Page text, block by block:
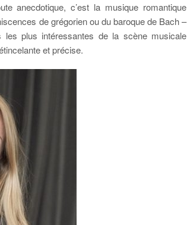
anecdotique, c’est la musique romantique
de grégorien ou du baroque de Bach –
les plus intéressantes de la scène musicale
et précise.